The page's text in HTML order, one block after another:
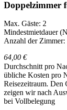
Doppelzimmer
Max. Gäste: 2
Mindestmietdauer
Anzahl der Zimmer:
64,00 €
Durchschnitt pro
übliche Kosten pro
Reisezeitraum. Den
zeigen wir nach
bei Vollbelegung